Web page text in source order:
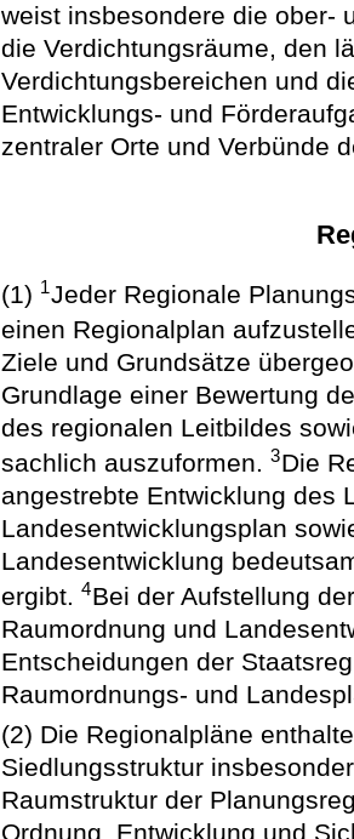
weist insbesondere die ober-
die Verdichtungsräume, den
Verdichtungsbereichen und
Entwicklungs- und
zentraler Orte und Verbünde
(1) 1Jeder Regionale
einen Regionalplan
Ziele und Grundsätze
Grundlage einer Bewertung
des regionalen Leitbildes
sachlich auszuformen.3Die
angestrebte Entwicklung des
Landesentwicklungsplan
Landesentwicklung
ergibt.4Bei der Aufstellung
Raumordnung und
Entscheidungen der
Raumordnungs- und
(2) Die Regionalpläne
Siedlungsstruktur
Raumstruktur der
Ordnung, Entwicklung und